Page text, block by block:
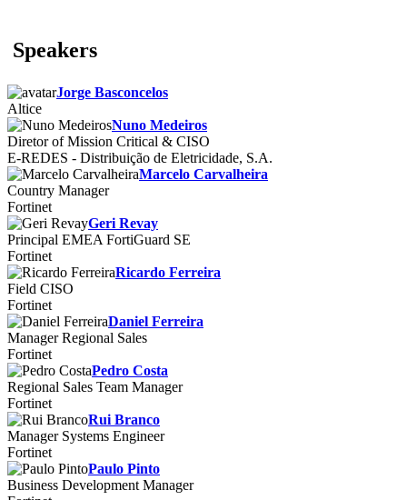
Speakers
Jorge Basconcelos
Altice
Nuno Medeiros
Diretor of Mission Critical & CISO
E-REDES - Distribuição de Eletricidade, S.A.
Marcelo Carvalheira
Country Manager
Fortinet
Geri Revay
Principal EMEA FortiGuard SE
Fortinet
Ricardo Ferreira
Field CISO
Fortinet
Daniel Ferreira
Manager Regional Sales
Fortinet
Pedro Costa
Regional Sales Team Manager
Fortinet
Rui Branco
Manager Systems Engineer
Fortinet
Paulo Pinto
Business Development Manager